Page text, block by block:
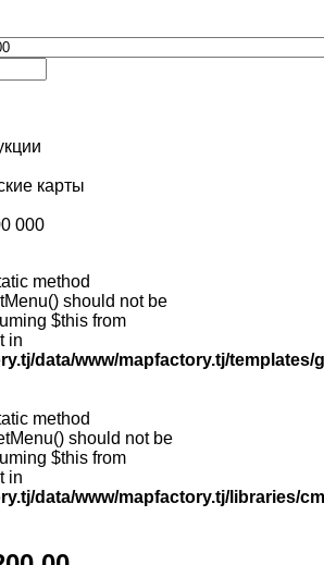
карты
000
method
should not be
$this from
in
data/www/mapfactory.tj/
method
should not be
$this from
in
data/www/mapfactory.tj/libraries/